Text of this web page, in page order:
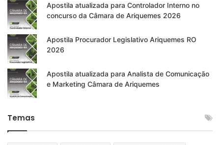
Apostila atualizada para Controlador Interno no
concurso da Câmara de Ariquemes 2026
Apostila Procurador Legislativo Ariquemes RO
2026
Apostila atualizada para Analista de Comunicação
e Marketing Câmara de Ariquemes
Temas